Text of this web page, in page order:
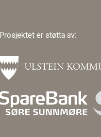
Prosjektet er støtta av: